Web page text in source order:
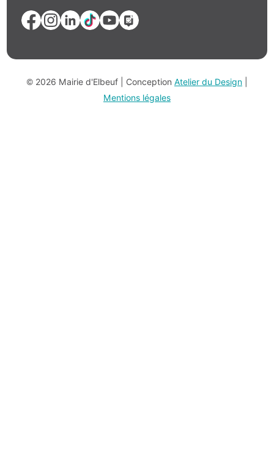
© 2026 Mairie d'Elbeuf | Conception Atelier du Design
Mentions légales